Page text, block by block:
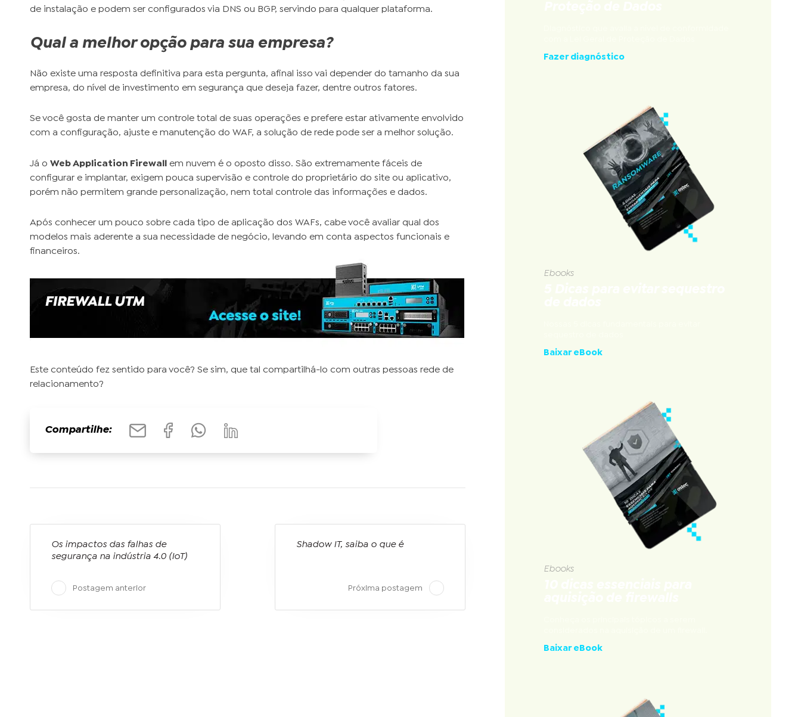
de instalação e podem ser configurados via DNS ou BGP, servindo para qualquer plataforma.
Qual a melhor opção para sua empresa?
Não existe uma resposta definitiva para esta pergunta, afinal isso vai depender do tamanho da sua
empresa, do nível de investimento em segurança que deseja fazer, dentre outros fatores.
Se você gosta de manter um controle total de suas operações e prefere estar ativamente envolvido
com a configuração, ajuste e manutenção do WAF, a solução de rede pode ser a melhor solução.
Já o Web Application Firewall
em nuvem é o oposto disso. São extremamente fáceis de
configurar e implantar, exigem pouca supervisão e controle do proprietário do site ou aplicativo,
porém não permitem grande personalização, nem total controle das informações e dados.
Após conhecer um pouco sobre cada tipo de aplicação dos WAFs, cabe você avaliar qual dos
modelos mais aderente a sua necessidade de negócio, levando em conta aspectos funcionais e
financeiros.
Este conteúdo fez sentido para você? Se sim, que tal compartilhá-lo com outras pessoas rede de
relacionamento?
Compartilhe:
Os impactos das falhas de
segurança na indústria 4.0 (IoT)
Postagem anterior
Shadow IT, saiba o que é
Próxima postagem
Fazer diagnóstico
Ebooks
Baixar eBook
Ebooks
Baixar eBook